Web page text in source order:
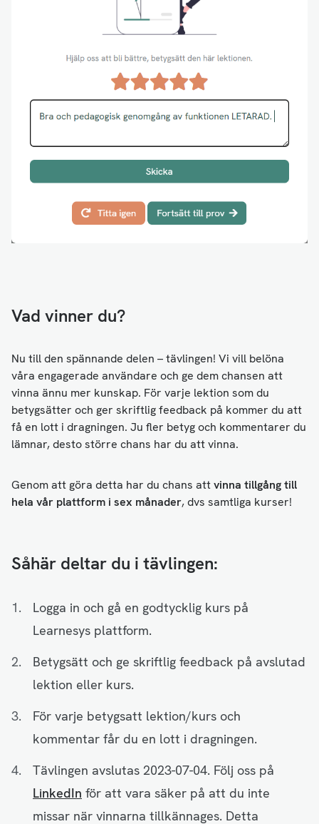
Vad vinner du?
Nu till den spännande delen – tävlingen! Vi vill belöna
våra engagerade användare och ge dem chansen att
vinna ännu mer kunskap. För varje lektion som du
betygsätter och ger skriftlig feedback på kommer du att
få en lott i dragningen. Ju fler betyg och kommentarer du
lämnar, desto större chans har du att vinna.
Genom att göra detta har du chans attvinna tillgång till
hela vår plattform i sex månader, dvs samtliga kurser!
Såhär deltar du i tävlingen:
Logga in och gå en godtycklig kurs på
Learnesys plattform.
Betygsätt och ge skriftlig feedback på avslutad
lektion eller kurs.
För varje betygsatt lektion/kurs och
kommentar får du en lott i dragningen.
Tävlingen avslutas 2023-07-04. Följ oss på
LinkedIn för att vara säker på att du inte
missar när vinnarna tillkännages. Detta